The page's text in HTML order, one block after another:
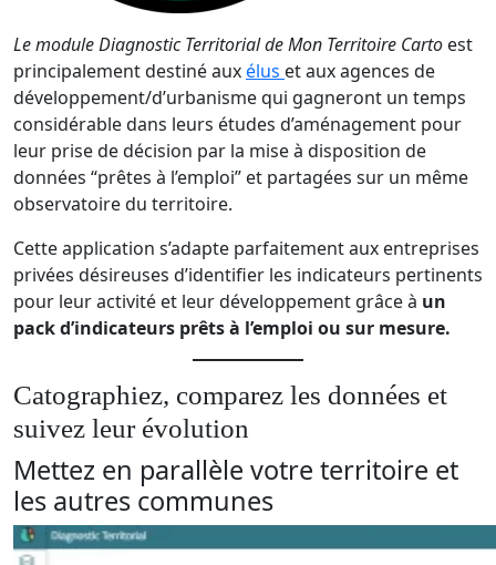
Le module Diagnostic Territorial de Mon Territoire Carto est
principalement destiné auxélus et aux agences de
développement/d’urbanisme qui gagneront un temps
considérable dans leurs études d’aménagement pour
leur prise de décision par la mise à disposition de
données “prêtes à l’emploi” et partagées sur un même
observatoire du territoire.
Cette application s’adapte parfaitement aux entreprises
privées désireuses d’identifier les indicateurs pertinents
pour leur activité et leur développement grâce à un
pack d’indicateurs prêts à l’emploi ou sur mesure.
Catographiez, comparez les données et
suivez leur évolution
Mettez en parallèle votre territoire et
les autres communes